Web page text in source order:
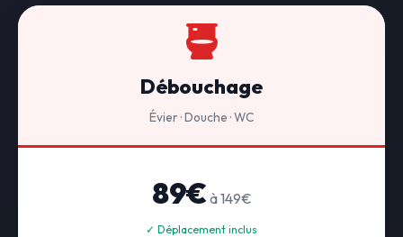
Débouchage
Évier · Douche · WC
89€ à 149€
✓ Déplacement inclus